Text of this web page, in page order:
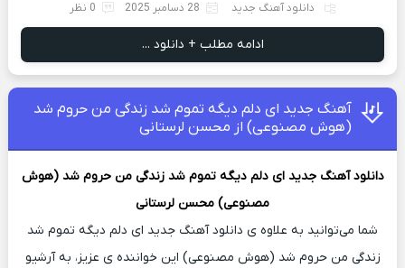
دانلود آهنگ جدید 28 دسامبر 2025 0 نظر
ادامه مطلب + دانلود ...
آهنگ جدید ای دلم دیگه تموم شد زندگی من حروم شد
(هوش مصنوعی) از محسن لرستانی
دانلود آهنگ جدید ای دلم دیگه تموم شد زندگی من حروم شد (هوش
مصنوعی) محسن لرستانی
شما می‌توانید به علاوه ی دانلود آهنگ جدید ای دلم دیگه تموم شد
زندگی من حروم شد (هوش مصنوعی) این خواننده ی عزیز، به آرشیو